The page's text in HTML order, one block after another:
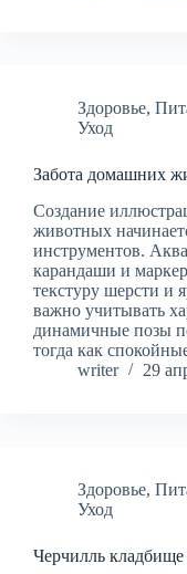
Здоровье,
Уход
Забота домашних
Создание
животных
инструментов.
карандаши и
текстуру шерсти и
важно учитывать
динамичные позы
тогда как
writer
29
Здоровье,
Уход
Черчилль